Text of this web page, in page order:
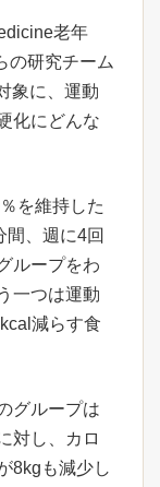
老年
の研究チーム
象に、運動
化にどんな
を維持した
間、週に4回
ループをわ
一つは運動
減らす食
グループは
対し、カロ
8kgも減少し